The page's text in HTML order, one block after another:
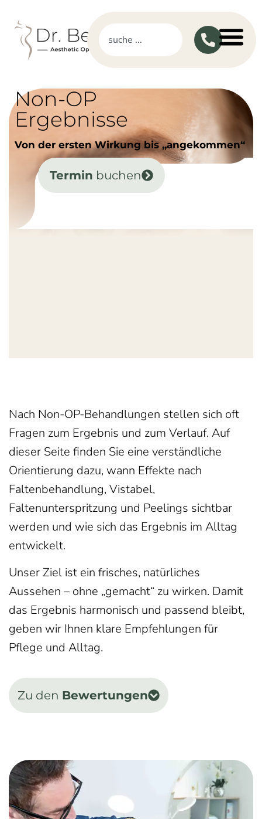
Non-OP
Ergebnisse
Von der ersten Wirkung bis „angekommen“
Termin buchen
Nach Non-OP-Behandlungen stellen sich oft
Fragen zum Ergebnis und zum Verlauf. Auf
dieser Seite finden Sie eine verständliche
Orientierung dazu, wann Effekte nach
Faltenbehandlung, Vistabel,
Faltenunterspritzung und Peelings sichtbar
werden und wie sich das Ergebnis im Alltag
entwickelt.
Unser Ziel ist ein frisches, natürliches
Aussehen – ohne „gemacht“ zu wirken. Damit
das Ergebnis harmonisch und passend bleibt,
geben wir Ihnen klare Empfehlungen für
Pflege und Alltag.
Zu den Bewertungen